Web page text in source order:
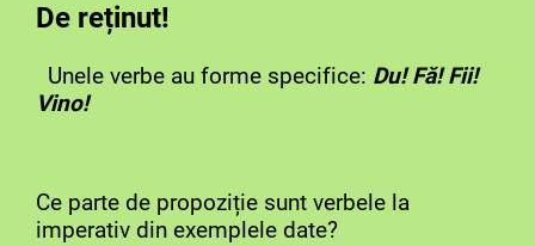
De reținut!
Unele verbe au forme specifice: Du!Fă!Fii!
Vino!
Ce parte de propoziție sunt verbele la
imperativ din exemplele date?